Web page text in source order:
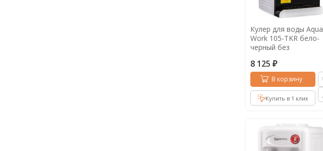
Кулер для воды Aqua
Work 105-TKR бело-
черный без
8 125 ₽
В корзину
Купить в 1 клик